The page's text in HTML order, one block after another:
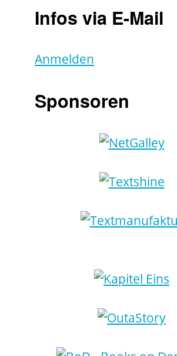
Infos via E-Mail
Anmelden
Sponsoren